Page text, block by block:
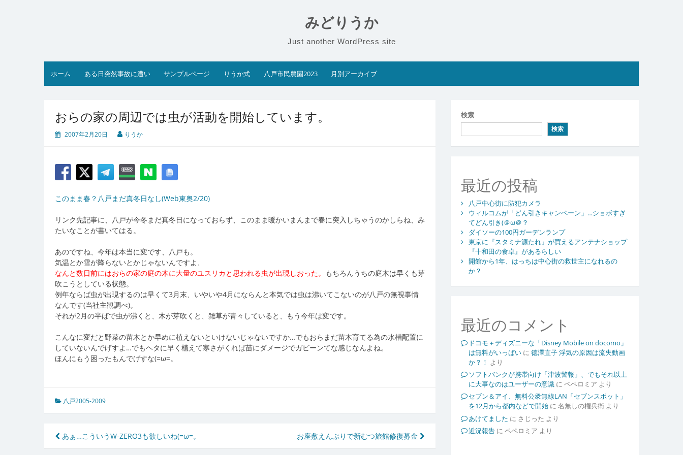
みどりうか
Just another WordPress site
ホーム ある日突然事故に遭い サンプルページ りうか式 八戸市民農園2023 月別アーカイブ
おらの家の周辺では虫が活動を開始しています。
2007年2月20日 りうか
このまま春？八戸まだ真冬日なし(Web東奥2/20)
リンク先記事に、八戸が今冬まだ真冬日になっておらず、このまま暖かいまんまで春に突入しちゃうのかしらね、み
たいなことが書いてはる。
あのですね、今年は本当に変です、八戸も。
気温とか雪が降らないとかじゃないんですよ、
なんと数日前にはおらの家の庭の木に大量のユスリカと思われる虫が出現しおった。 もちろんうちの庭木は早くも芽
吹こうとしている状態。
例年ならば虫が出現するのは早くて3月末、いやいや4月にならんと本気では虫は沸いてこないのが八戸の無視事情
なんです(当社主観調べ)。
それが2月の半ばで虫が沸くと、木が芽吹くと、雑草が青々していると、もう今年は変です。
こんなに変だと野菜の苗木とか早めに植えないといけないじゃないですか…でもおらまだ苗木育てる為の水槽配置に
していないんでげすよ…でもヘタに早く植えて寒さがくれば苗にダメージでガビーンてな感じなんよね。
ほんにもう困ったもんでげすな(=ω=。
八戸2005-2009
投あぁ…こういうW-ZERO3も欲しいね(=ω=。 お座敷えんぶりで新むつ旅館修復募金
検索
検索
最近の投稿
八戸中心街に防犯カメラ
ウィルコムが「どん引きキャンペーン」…ショボすぎ
てどん引き(＠ω＠？
ダイソーの100円ガーデンランプ
東京に『スタミナ源たれ』が買えるアンテナショップ
『十和田の食卓』があるらしい
開館から1年、はっちは中心街の救世主になれるの
か？
最近のコメント
ドコモ＋ディズニーな「Disney Mobile on docomo」
は無料がいっぱいに 徳澤直子 浮気の原因は流失動画
か？！ より
ソフトバンクが携帯向け「津波警報」、でもそれ以上
に大事なのはユーザーの意識に ペペロミア より
セブン＆アイ、無料公衆無線LAN「セブンスポット」
を12月から都内などで開始に 名無しの権兵衛より
あけてました に さじった より
近況報告に ペペロミア より